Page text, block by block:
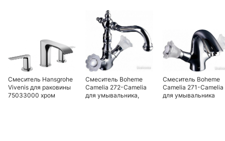
Смеситель Hansgrohe
Vivenis для раковины
75033000 хром
Смеситель Boheme
Сamelia 272-Camelia
для умывальника,
Смеситель Boheme
Сamelia 271-Camelia
для умывальника